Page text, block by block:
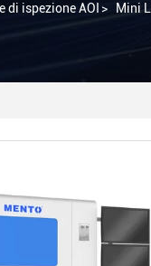
di ispezione AOI > Mini